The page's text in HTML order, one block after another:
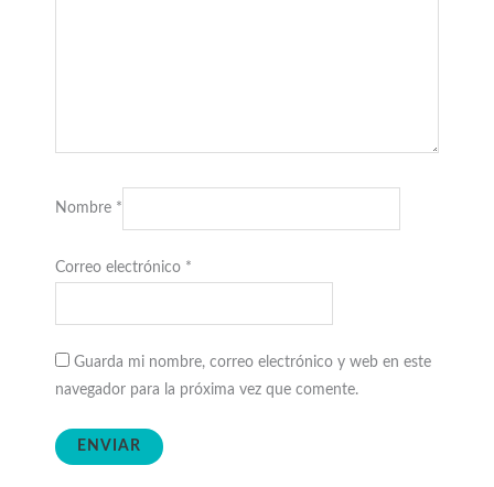
Nombre *
Correo electrónico *
Guarda mi nombre, correo electrónico y web en este
navegador para la próxima vez que comente.